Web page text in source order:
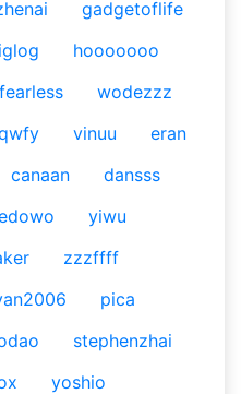
gadgetoflife
hooooooo
fearless
wodezzz
vinuu
eran
canaan
dansss
yiwu
zzzffff
pica
stephenzhai
yoshio